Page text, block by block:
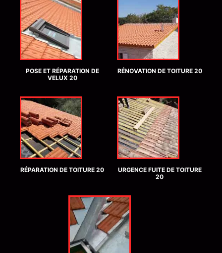
POSE ET RÉPARATION DE
VELUX 20
RÉNOVATION DE TOITURE 20
RÉPARATION DE TOITURE 20
URGENCE FUITE DE TOITURE
20